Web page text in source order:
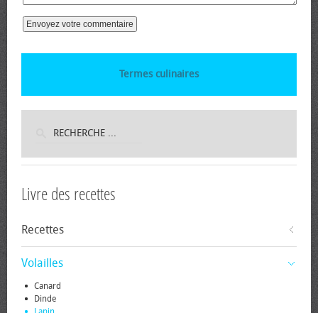
Termes culinaires
Livre des recettes
Recettes
Volailles
Canard
Dinde